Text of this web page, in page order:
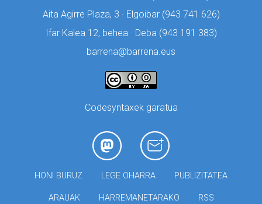
Aita Agirre Plaza, 3 · Elgoibar (943 741 626)
Ifar Kalea 12, behea · Deba (943 191 383)
barrena@barrena.eus
Codesyntaxek garatua
HONI BURUZ LEGE OHARRA PUBLIZITATEA
ARAUAK HARREMANETARAKO RSS